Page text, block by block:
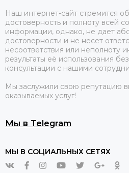
Наш интернет-сайт стремится
достоверность и полноту всей
информации, однако, не дает
достоверности и не несет
несоответствия или неполноту
результаты её использования
консультации с нашими
Мы заслужили свою репутацию
оказываемых услуг!
Мы в Telegram
МЫ В СОЦИАЛЬНЫХ СЕТЯХ